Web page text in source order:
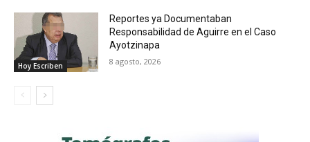
Hoy Escriben
Reportes ya Documentaban
Responsabilidad de Aguirre en el Caso
Ayotzinapa
8 agosto, 2026